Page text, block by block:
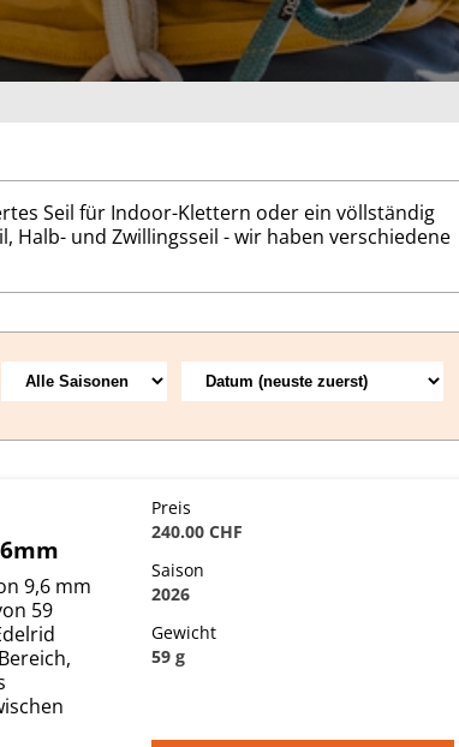
Seil für Indoor-Klettern oder ein völlständig
Halb- und Zwillingsseil - wir haben verschiedene
9,6 mm
59
Preis
240.00 CHF
Saison
2026
Gewicht
59 g